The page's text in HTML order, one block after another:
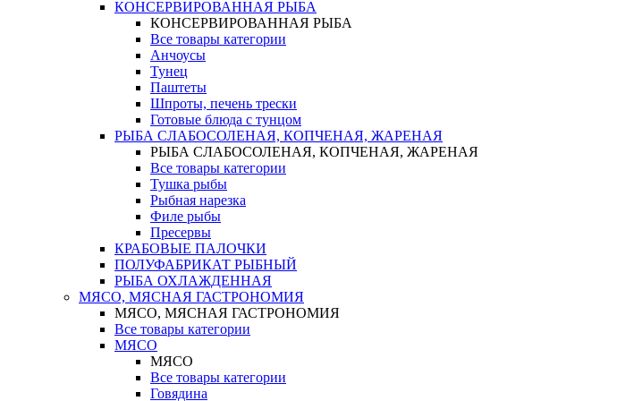
КОНСЕРВИРОВАННАЯ РЫБА
КОНСЕРВИРОВАННАЯ РЫБА
Все товары категории
Анчоусы
Тунец
Паштеты
Шпроты, печень трески
Готовые блюда с тунцом
РЫБА СЛАБОСОЛЕНАЯ, КОПЧЕНАЯ, ЖАРЕНАЯ
РЫБА СЛАБОСОЛЕНАЯ, КОПЧЕНАЯ, ЖАРЕНАЯ
Все товары категории
Тушка рыбы
Рыбная нарезка
Филе рыбы
Пресервы
КРАБОВЫЕ ПАЛОЧКИ
ПОЛУФАБРИКАТ РЫБНЫЙ
РЫБА ОХЛАЖДЕННАЯ
МЯСО, МЯСНАЯ ГАСТРОНОМИЯ
МЯСО, МЯСНАЯ ГАСТРОНОМИЯ
Все товары категории
МЯСО
МЯСО
Все товары категории
Говядина